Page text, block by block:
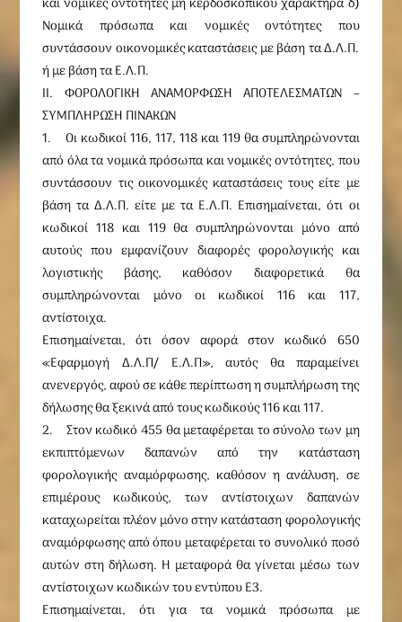
Νομικά πρόσωπα και νομικές οντότητες που
συντάσσουν οικονομικές καταστάσεις με βάση τα Δ.Λ.Π.
ή με βάση τα Ε.Λ.Π.
ΙΙ. ΦΟΡΟΛΟΓΙΚΗ ΑΝΑΜΟΡΦΩΣΗ ΑΠΟΤΕΛΕΣΜΑΤΩΝ –
ΣΥΜΠΛΗΡΩΣΗ ΠΙΝΑΚΩΝ
1. Οι κωδικοί 116, 117, 118 και 119 θα συμπληρώνονται
από όλα τα νομικά πρόσωπα και νομικές οντότητες, που
συντάσσουν τις οικονομικές καταστάσεις τους είτε με
βάση τα Δ.Λ.Π. είτε με τα Ε.Λ.Π. Επισημαίνεται, ότι οι
κωδικοί 118 και 119 θα συμπληρώνονται μόνο από
αυτούς που εμφανίζουν διαφορές φορολογικής και
λογιστικής βάσης, καθόσον διαφορετικά θα
συμπληρώνονται μόνο οι κωδικοί 116 και 117,
αντίστοιχα.
Επισημαίνεται, ότι όσον αφορά στον κωδικό 650
«Εφαρμογή Δ.Λ.Π/ Ε.Λ.Π», αυτός θα παραμείνει
ανενεργός, αφού σε κάθε περίπτωση η συμπλήρωση της
δήλωσης θα ξεκινά από τους κωδικούς 116 και 117.
2. Στον κωδικό 455 θα μεταφέρεται το σύνολο των μη
εκπιπτόμενων δαπανών από την κατάσταση
φορολογικής αναμόρφωσης, καθόσον η ανάλυση, σε
επιμέρους κωδικούς, των αντίστοιχων δαπανών
καταχωρείται πλέον μόνο στην κατάσταση φορολογικής
αναμόρφωσης από όπου μεταφέρεται το συνολικό ποσό
αυτών στη δήλωση. Η μεταφορά θα γίνεται μέσω των
αντίστοιχων κωδικών του εντύπου Ε3.
Επισημαίνεται, ότι για τα νομικά πρόσωπα με